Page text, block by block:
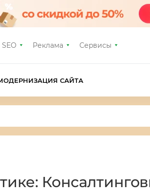
SEO Реклама Сервисы
САЙТА